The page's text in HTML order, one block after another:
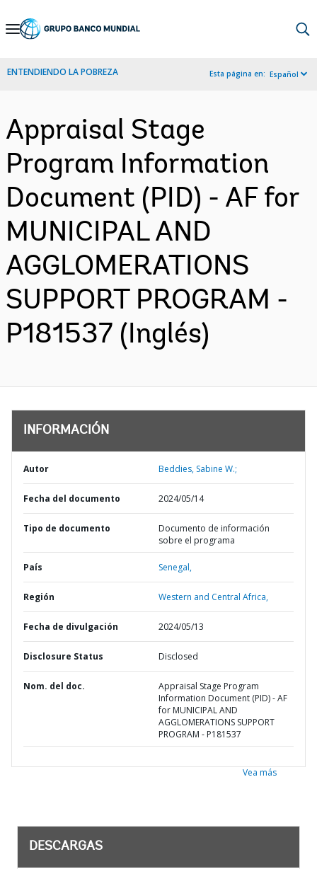
Skip
Navigation
ENTENDIENDO LA POBREZA Esta página en: Español
Appraisal Stage
Program Information
Document (PID) - AF for
MUNICIPAL AND
AGGLOMERATIONS
SUPPORT PROGRAM -
P181537 (Inglés)
INFORMACIÓN
Autor Beddies, Sabine W.;
Fecha del documento 2024/05/14
Tipo de documento
Documento de información
sobre el programa
País Senegal,
Región Western and Central Africa,
Fecha de divulgación 2024/05/13
Disclosure Status Disclosed
Nom. del doc.
Appraisal Stage Program
Information Document (PID) - AF
for MUNICIPAL AND
AGGLOMERATIONS SUPPORT
PROGRAM - P181537
Vea más
DESCARGAS